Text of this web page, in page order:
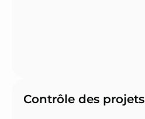
Contrôle des projets